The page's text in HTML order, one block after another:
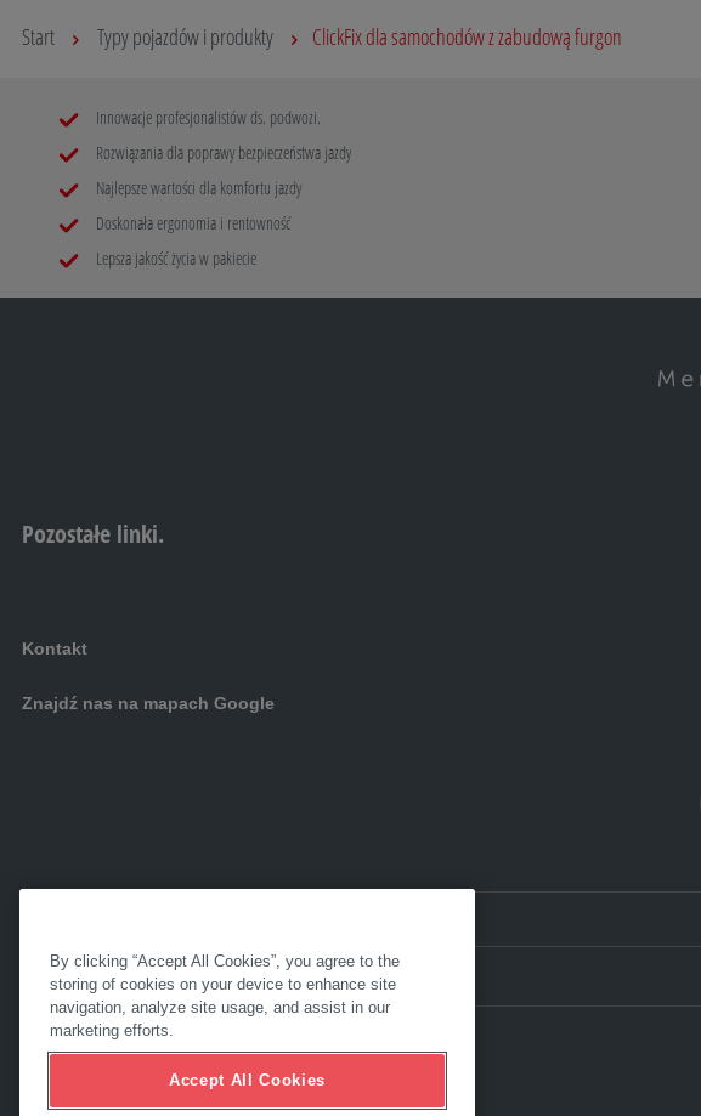
Start Typy pojazdów i produkty ClickFix dla samochodów z zabudową furgon
Innowacje profesjonalistów ds. podwozi.
Rozwiązania dla poprawy bezpieczeństwa jazdy
Najlepsze wartości dla komfortu jazdy
Doskonała ergonomia i rentowność
Lepsza jakość życia w pakiecie
Pozostałe linki.
Kontakt
Znajdź nas na mapach Google
By clicking “Accept All Cookies”, you agree to the
storing of cookies on your device to enhance site
navigation, analyze site usage, and assist in our
marketing efforts.
Accept All Cookies